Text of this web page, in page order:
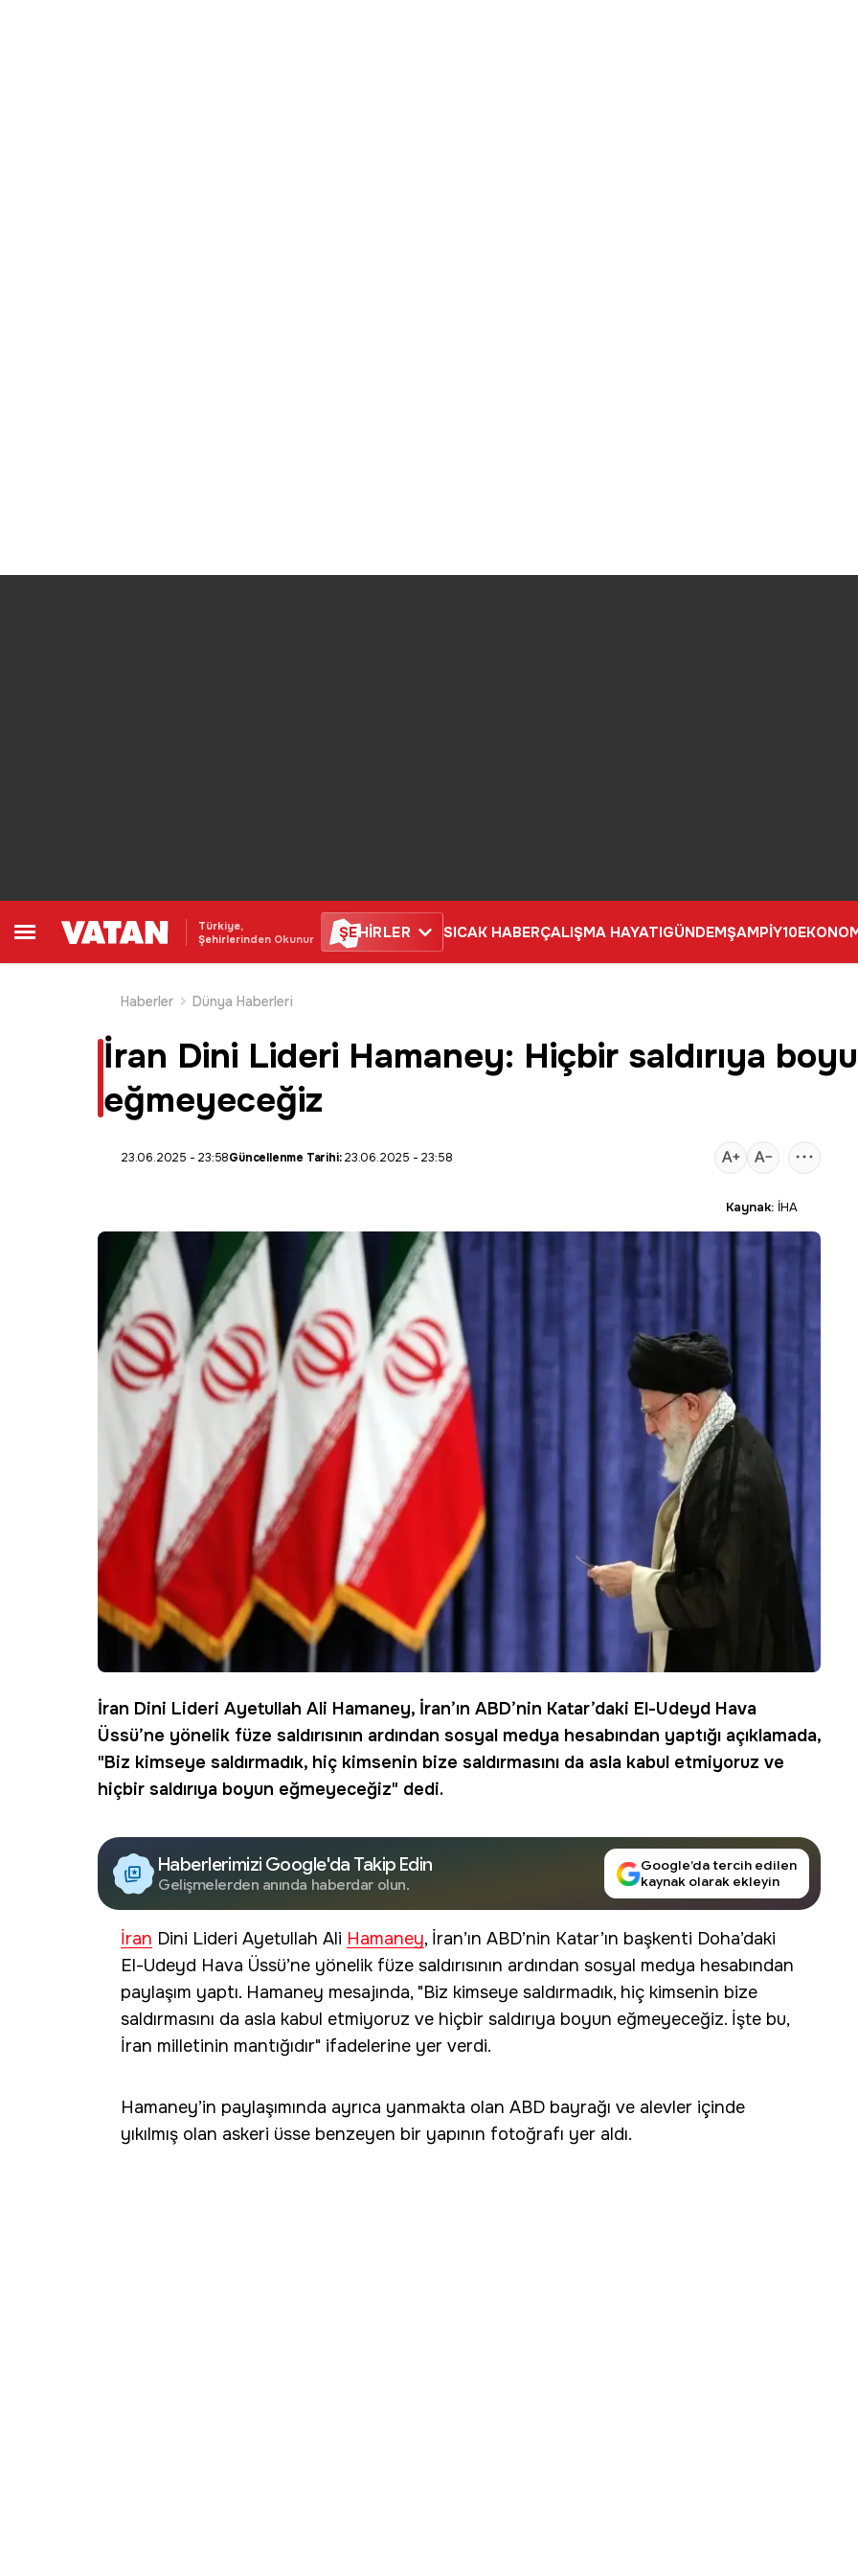
Türkiye,
Şehirlerinden Okunur
ŞEHİRLER SICAK HABERÇALIŞMA HAYATIGÜNDEMŞAMPİY10
Haberler
Dünya Haberleri
İran Dini Lideri Hamaney: Hiçbir saldırıya
eğmeyeceğiz
23.06.2025 - 23:58Güncellenme Tarihi:23.06.2025 - 23:58
Kaynak: İHA
İran Dini Lideri Ayetullah Ali Hamaney, İran’ın ABD’nin Katar’daki El-Udeyd Hava
Üssü’ne yönelik füze saldırısının ardından sosyal medya hesabından yaptığı açıklamada,
"Biz kimseye saldırmadık, hiç kimsenin bize saldırmasını da asla kabul etmiyoruz ve
hiçbir saldırıya boyun eğmeyeceğiz" dedi.
Haberlerimizi Google'da Takip Edin
Gelişmelerden anında haberdar olun.
Google’da tercih edilen
kaynak olarak ekleyin
İran Dini Lideri Ayetullah Ali Hamaney, İran’ın ABD’nin Katar’ın başkenti Doha’daki
El-Udeyd Hava Üssü’ne yönelik füze saldırısının ardından sosyal medya hesabından
paylaşım yaptı. Hamaney mesajında, "Biz kimseye saldırmadık, hiç kimsenin bize
saldırmasını da asla kabul etmiyoruz ve hiçbir saldırıya boyun eğmeyeceğiz. İşte bu,
İran milletinin mantığıdır" ifadelerine yer verdi.
Hamaney’in paylaşımında ayrıca yanmakta olan ABD bayrağı ve alevler içinde
yıkılmış olan askeri üsse benzeyen bir yapının fotoğrafı yer aldı.